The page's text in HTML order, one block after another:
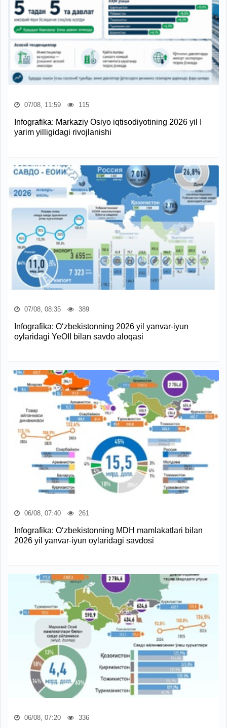
07/08, 11:59 115
Infografika: Markaziy Osiyo iqtisodiyotining 2026 yil I
yarim yilligidagi rivojlanishi
07/08, 08:35 389
Infografika: O‘zbekistonning 2026 yil yanvar-iyun
oylaridagi YeOII bilan savdo aloqasi
06/08, 07:40 261
Infografika: O‘zbekistonning MDH mamlakatlari bilan
2026 yil yanvar-iyun oylaridagi savdosi
06/08, 07:20 336